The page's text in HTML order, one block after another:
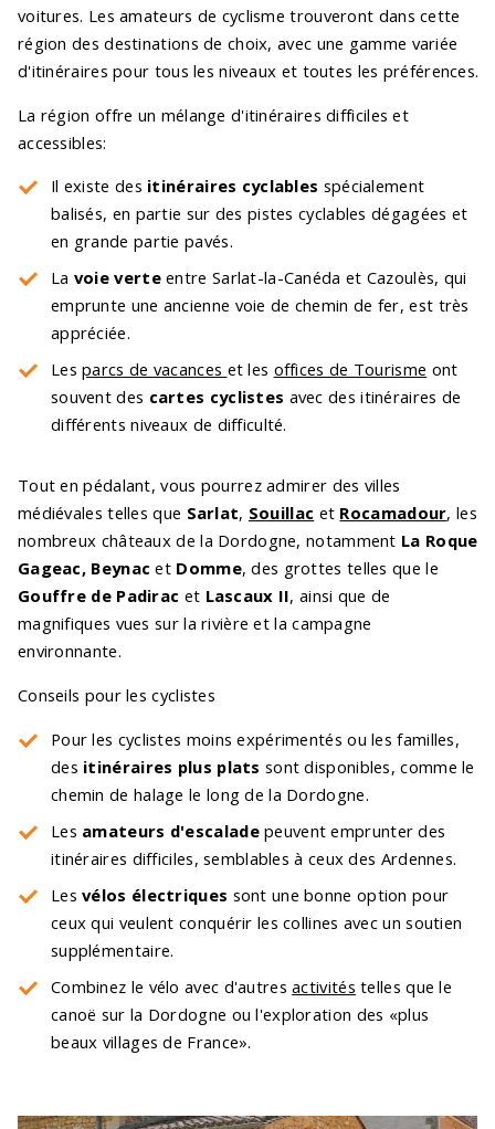
voitures. Les amateurs de cyclisme trouveront dans cette
région des destinations de choix, avec une gamme variée
d'itinéraires pour tous les niveaux et toutes les préférences.
La région offre un mélange d'itinéraires difficiles et
accessibles:
Il existe des itinéraires cyclables spécialement
balisés, en partie sur des pistes cyclables dégagées et
en grande partie pavés.
La voie verteentre Sarlat-la-Canéda et Cazoulès, qui
emprunte une ancienne voie de chemin de fer, est très
appréciée.
Lesparcs de vacances et les offices de Tourisme ont
souvent des cartes cyclistes avec des itinéraires de
différents niveaux de difficulté.
Tout en pédalant, vous pourrez admirer des villes
médiévales telles que Sarlat, Souillac et Rocamadour, les
nombreux châteaux de la Dordogne, notamment La Roque
Gageac, Beynacet Domme, des grottes telles que le
Gouffre de Padirac et Lascaux II, ainsi que de
magnifiques vues sur la rivière et la campagne
environnante.
Conseils pour les cyclistes
Pour les cyclistes moins expérimentés ou les familles,
des itinéraires plus plats sont disponibles, comme le
chemin de halage le long de la Dordogne.
Les amateurs d'escaladepeuvent emprunter des
itinéraires difficiles, semblables à ceux des Ardennes.
Lesvélos électriques sont une bonne option pour
ceux qui veulent conquérir les collines avec un soutien
supplémentaire.
Combinez le vélo avec d'autresactivités telles que le
canoë sur la Dordogne ou l'exploration des «plus
beaux villages de France».